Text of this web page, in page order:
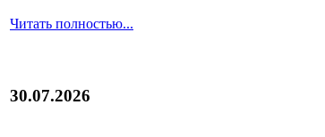
Читать полностью...
30.07.2026